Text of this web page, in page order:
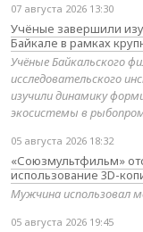
07 августа 2026 13:30
Учёные завершили
Байкале в рамках
Учёные Байкальского
исследовательского
изучили динамику
экосистемы в
05 августа 2026 18:32
«Союзмультфильм»
использование 3D-
Мужчина использовал
05 августа 2026 19:45